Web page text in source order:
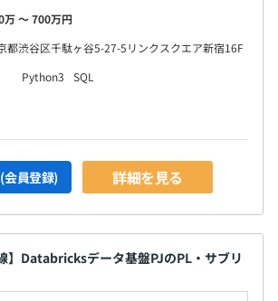
万 〜 700万円
都渋谷区千駄ヶ谷5-27-5リンクスクエア新宿16F
Python3
SQL
会員登録) 詳細を見る
】Databricksデータ基盤PJのPL・サブリ